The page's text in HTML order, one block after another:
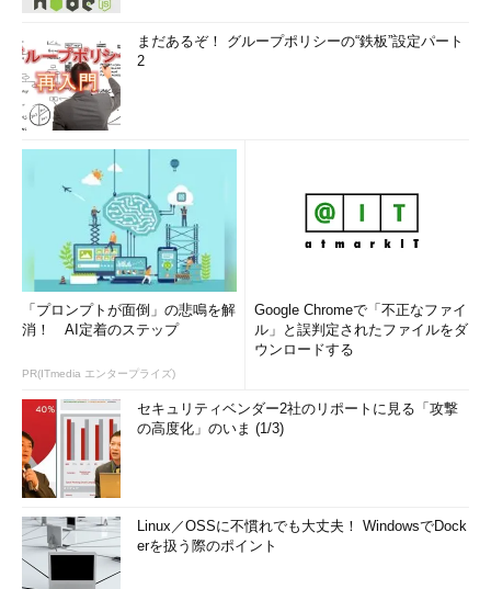
まだあるぞ！ グループポリシーの“鉄板”設定パート
2
「プロンプトが面倒」の悲鳴を解
消！ AI定着のステップ
PR(ITmedia エンタープライズ)
Google Chromeで「不正なファイ
ル」と誤判定されたファイルをダ
ウンロードする
セキュリティベンダー2社のリポートに見る「攻撃
の高度化」のいま (1/3)
Linux／OSSに不慣れでも大丈夫！ WindowsでDock
erを扱う際のポイント